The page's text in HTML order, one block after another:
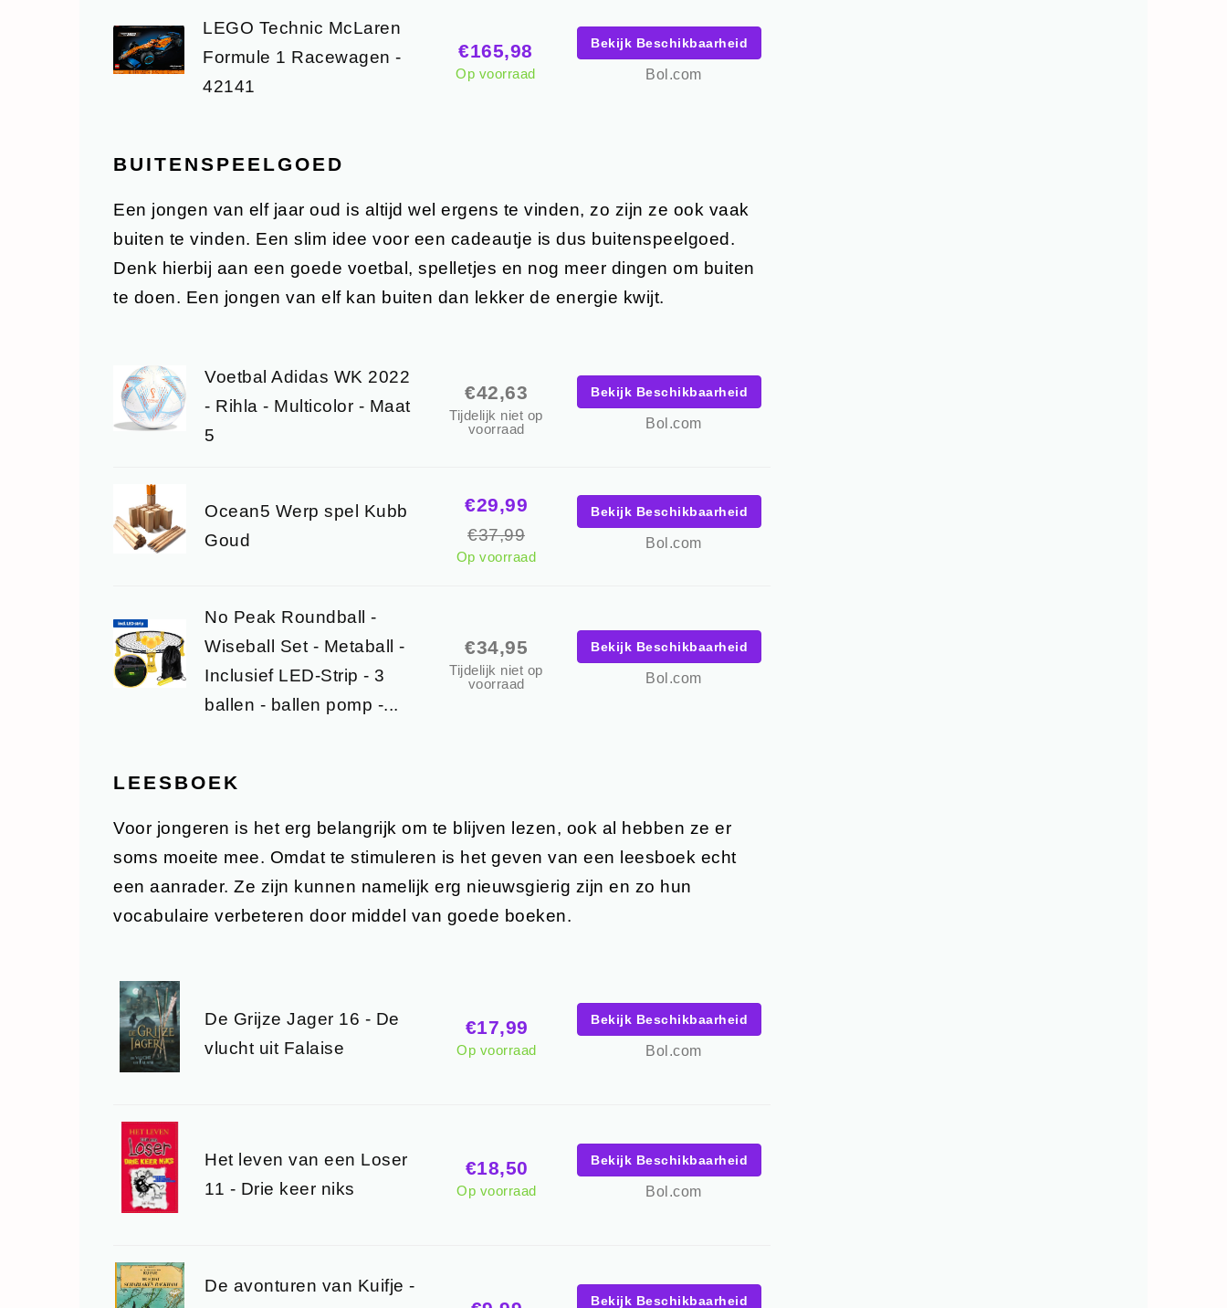
LEGO Technic McLaren
Formule 1 Racewagen -
42141
€165,98
Op voorraad
Bekijk Beschikbaarheid
Bol.com
BUITENSPEELGOED
Een jongen van elf jaar oud is altijd wel ergens te vinden, zo zijn ze ook vaak
buiten te vinden. Een slim idee voor een cadeautje is dus buitenspeelgoed.
Denk hierbij aan een goede voetbal, spelletjes en nog meer dingen om buiten
te doen. Een jongen van elf kan buiten dan lekker de energie kwijt.
Voetbal Adidas WK 2022
- Rihla - Multicolor - Maat
5
€42,63
Tijdelijk niet op
voorraad
Bekijk Beschikbaarheid
Bol.com
Ocean5 Werp spel Kubb
Goud
€29,99
€37,99
Op voorraad
Bekijk Beschikbaarheid
Bol.com
No Peak Roundball -
Wiseball Set - Metaball -
Inclusief LED-Strip - 3
ballen - ballen pomp -...
€34,95
Tijdelijk niet op
voorraad
Bekijk Beschikbaarheid
Bol.com
LEESBOEK
Voor jongeren is het erg belangrijk om te blijven lezen, ook al hebben ze er
soms moeite mee. Omdat te stimuleren is het geven van een leesboek echt
een aanrader. Ze zijn kunnen namelijk erg nieuwsgierig zijn en zo hun
vocabulaire verbeteren door middel van goede boeken.
De Grijze Jager 16 - De
vlucht uit Falaise
€17,99
Op voorraad
Bekijk Beschikbaarheid
Bol.com
Het leven van een Loser
11 - Drie keer niks
€18,50
Op voorraad
Bekijk Beschikbaarheid
Bol.com
De avonturen van Kuifje -
Bekijk Beschikbaarheid